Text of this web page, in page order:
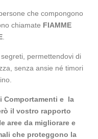
che compongono
chiamate FIAMME
permettendovi di
senza ansie né timori
Comportamenti e la
il vostro rapporto
aree da migliorare e
che proteggono la